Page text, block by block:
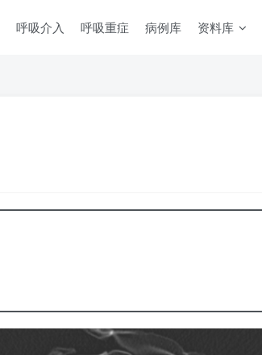
呼吸介入 呼吸重症 病例库 资料库